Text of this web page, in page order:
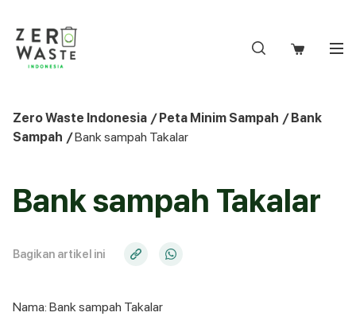
Zero Waste Indonesia / Peta Minim Sampah / Bank
Sampah / Bank sampah Takalar
Bank sampah Takalar
Bagikan artikel ini
Nama: Bank sampah Takalar